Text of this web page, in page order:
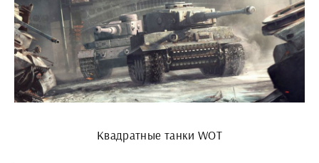
Квадратные танки WOT